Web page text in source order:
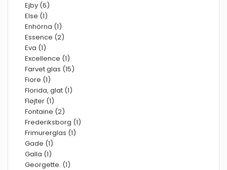
Ejby (6)
Else (1)
Enhörna (1)
Essence (2)
Eva (1)
Excellence (1)
Farvet glas (15)
Fiore (1)
Florida, glat (1)
Fløjter (1)
Fontaine (2)
Frederiksborg (1)
Frimurerglas (1)
Gade (1)
Galla (1)
Georgette. (1)